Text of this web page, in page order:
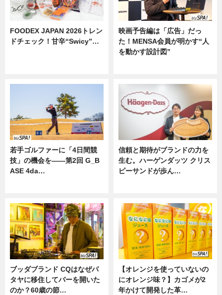
FOODEX JAPAN 2026トレン
ドチェック！甘辛“Swicy”…
映画予告編は「広告」だっ
た！MENSA会員が明かす“人
を動かす設計図”
若手ゴルファーに「4日間競
技」の機会を——第2回 G_B
ASE 4da…
信頼と期待がブランドの力を
生む。ハーゲンダッツ クリス
ピーサンドが歩ん…
ブッダブランド CQはなぜパ
タヤに移住してバーを開いた
のか？60歳の節…
【オレンジを使っていないの
にオレンジ味？】カゴメが2
年かけて開発した革…